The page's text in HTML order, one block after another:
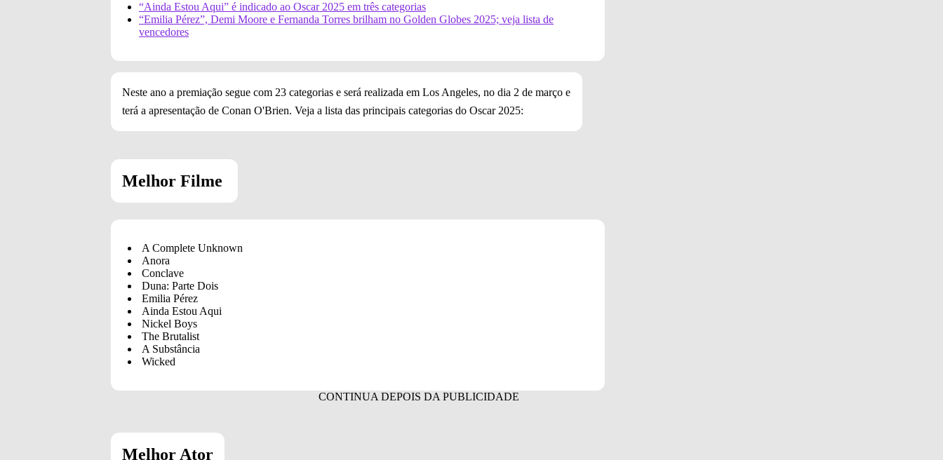
“Ainda Estou Aqui” é indicado ao Oscar 2025 em três categorias
“Emilia Pérez”, Demi Moore e Fernanda Torres brilham no Golden Globes 2025; veja lista de
vencedores
Neste ano a premiação segue com 23 categorias e será realizada em Los Angeles, no dia 2 de março e
terá a apresentação de Conan O'Brien. Veja a lista das principais categorias do Oscar 2025:
Melhor Filme
A Complete Unknown
Anora
Conclave
Duna: Parte Dois
Emilia Pérez
Ainda Estou Aqui
Nickel Boys
The Brutalist
A Substância
Wicked
Melhor Ator